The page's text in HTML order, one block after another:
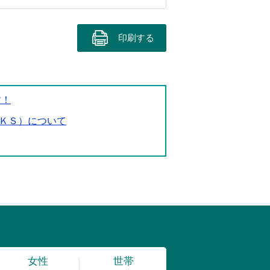
印刷する
Ｓ）について